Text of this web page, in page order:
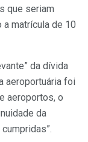
que seriam
a matrícula de 10
da dívida
aeroportuária foi
aeroportos, o
da